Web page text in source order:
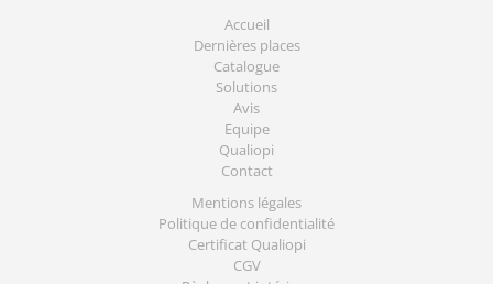
Accueil
Dernières places
Catalogue
Solutions
Avis
Equipe
Qualiopi
Contact
Mentions légales
Politique de confidentialité
Certificat Qualiopi
CGV